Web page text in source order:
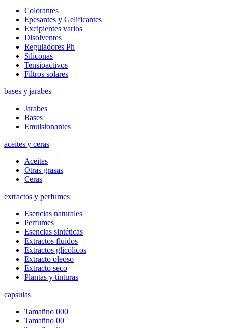
Colorantes
Epesantes y Gelificantes
Excipientes varios
Disolventes
Reguladores Ph
Siliconas
Tensioactivos
Filtros solares
bases y jarabes
Jarabes
Bases
Emulsionantes
aceites y ceras
Aceites
Otras grasas
Ceras
extractos y perfumes
Esencias naturales
Perfumes
Esencias sintéticas
Extractos fluidos
Extractos glicólicos
Extracto oleoso
Extracto seco
Plantas y tinturas
capsulas
Tamañno 000
Tamañno 00